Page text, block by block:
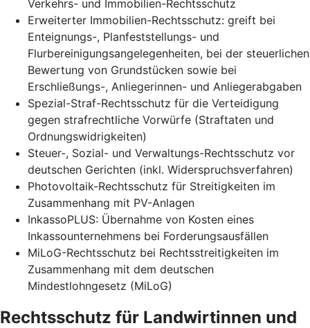
Verkehrs- und Immobilien-Rechtsschutz
Erweiterter Immobilien-Rechtsschutz: greift bei
Enteignungs-, Planfeststellungs- und
Flurbereinigungsangelegenheiten, bei der steuerlichen
Bewertung von Grundstücken sowie bei
Erschließungs-, Anliegerinnen- und Anliegerabgaben
Spezial-Straf-Rechtsschutz für die Verteidigung
gegen strafrechtliche Vorwürfe (Straftaten und
Ordnungswidrigkeiten)
Steuer-, Sozial- und Verwaltungs-Rechtsschutz vor
deutschen Gerichten (inkl. Widerspruchsverfahren)
Photovoltaik-Rechtsschutz für Streitigkeiten im
Zusammenhang mit PV-Anlagen
InkassoPLUS: Übernahme von Kosten eines
Inkassounternehmens bei Forderungsausfällen
MiLoG-Rechtsschutz bei Rechtsstreitigkeiten im
Zusammenhang mit dem deutschen
Mindestlohngesetz (MiLoG)
Rechtsschutz für Landwirtinnen und